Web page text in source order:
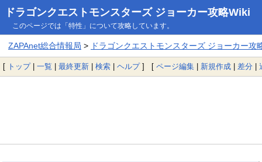
ドラゴンクエストモンスターズ ジョーカー攻略Wiki
このページでは「特性」について攻略しています。
ZAPAnet総合情報局 > ドラゴンクエストモンスターズ ジョーカー攻
[ トップ| 一覧 | 最終更新 | 検索 | ヘルプ] [ ページ編集 | 新規作成 | 差分 |